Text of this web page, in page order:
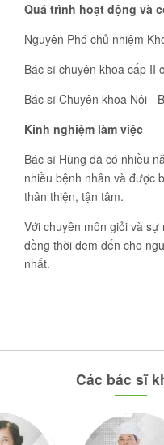
Quá trình hoạt động và
Nguyên Phó chủ nhiệm
Bác sĩ chuyên khoa cấp II
Bác sĩ Chuyên khoa Nội -
Kinh nghiệm làm việc
Bác sĩ Hùng đã có nhiều
nhiều bệnh nhân và được
thân thiện, tận tâm.
Với chuyên môn giỏi và
đồng thời đem đến cho
nhất.
Các bác sĩ